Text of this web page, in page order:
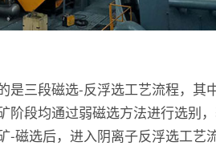
是三段磁选-反浮选工艺流程，其
阶段均通过弱磁选方法进行选别
磁选后，进入阴离子反浮选工艺流